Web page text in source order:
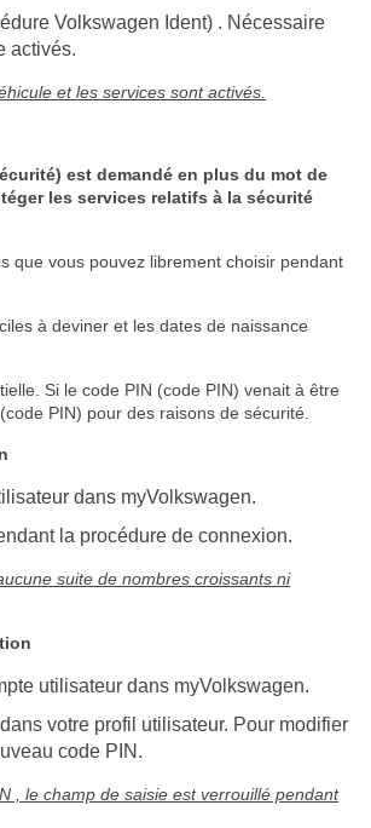
Volkswagen Ident) . Nécessaire
activés.
et les services sont activés.
est demandé en plus du mot de
les services relatifs à la sécurité
que vous pouvez librement choisir pendant
à deviner et les dates de naissance
Si le code PIN (code PIN) venait à être
PIN) pour des raisons de sécurité.
dans myVolkswagen.
la procédure de connexion.
suite de nombres croissants ni
utilisateur dans myVolkswagen.
votre profil utilisateur. Pour modifier
code PIN.
, le champ de saisie est verrouillé pendant